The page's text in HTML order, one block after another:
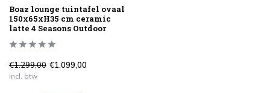
Boaz lounge tuintafel ovaal
150x65xH35 cm ceramic
latte 4 Seasons Outdoor
€1.299,00 €1.099,00
Incl. btw